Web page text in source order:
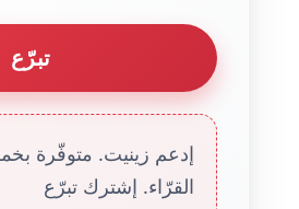
تبرّع
إدعم زينيت. متوفّرة
القرّاء. إشترك تبرّع